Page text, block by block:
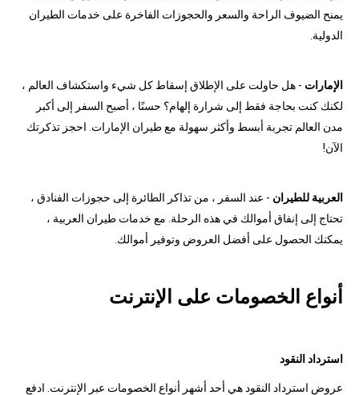
يمنح الضيوف الراحة والسعر والحجوزات الفاخرة على خدمات الطيران
الدولية.
الإمارات - هل حاولت على الإطلاق إسقاط كل شيء واستكشاف العالم ،
لكنك كنت بحاجة فقط إلى شرارة إلهام؟ حسنًا ، أصبح السفر إلى أكبر
مدن العالم تجربة أبسط وأكثر سهولة مع طيران الإمارات. احجز تذكرتك
الآن!
العربية للطيران - عند السفر ، من تذاكر الطائرة إلى حجوزات الفنادق ،
تحتاج إلى إنفاق أموالك في هذه الرحلة. مع خدمات طيران العربية ،
يمكنك الحصول على أفضل العروض وتوفير أموالك.
أنواع الخصومات على الإنترنت
استرداد النقود
عروض استرداد النقود هي أحد أشهر أنواع الخصومات عبر الإنترنت. ادفع